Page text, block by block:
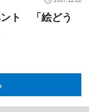
ント 「絵どう